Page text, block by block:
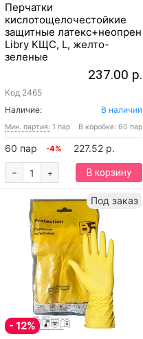
Перчатки
кислотощелочестойкие
защитные латекс+неопрен
Libry КЩС, L, желто-
зеленые
237.00 р.
Код 2465
Наличие:
В наличии
Мин. партия: 1 пар В коробке: 60 пар
60 пар -4% 227.52 р.
+
- В корзину
- 12%
Под заказ